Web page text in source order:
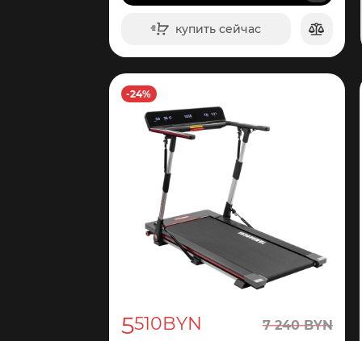
купить сейчас
в корзину
-24%
5510BYN 7 240BYN